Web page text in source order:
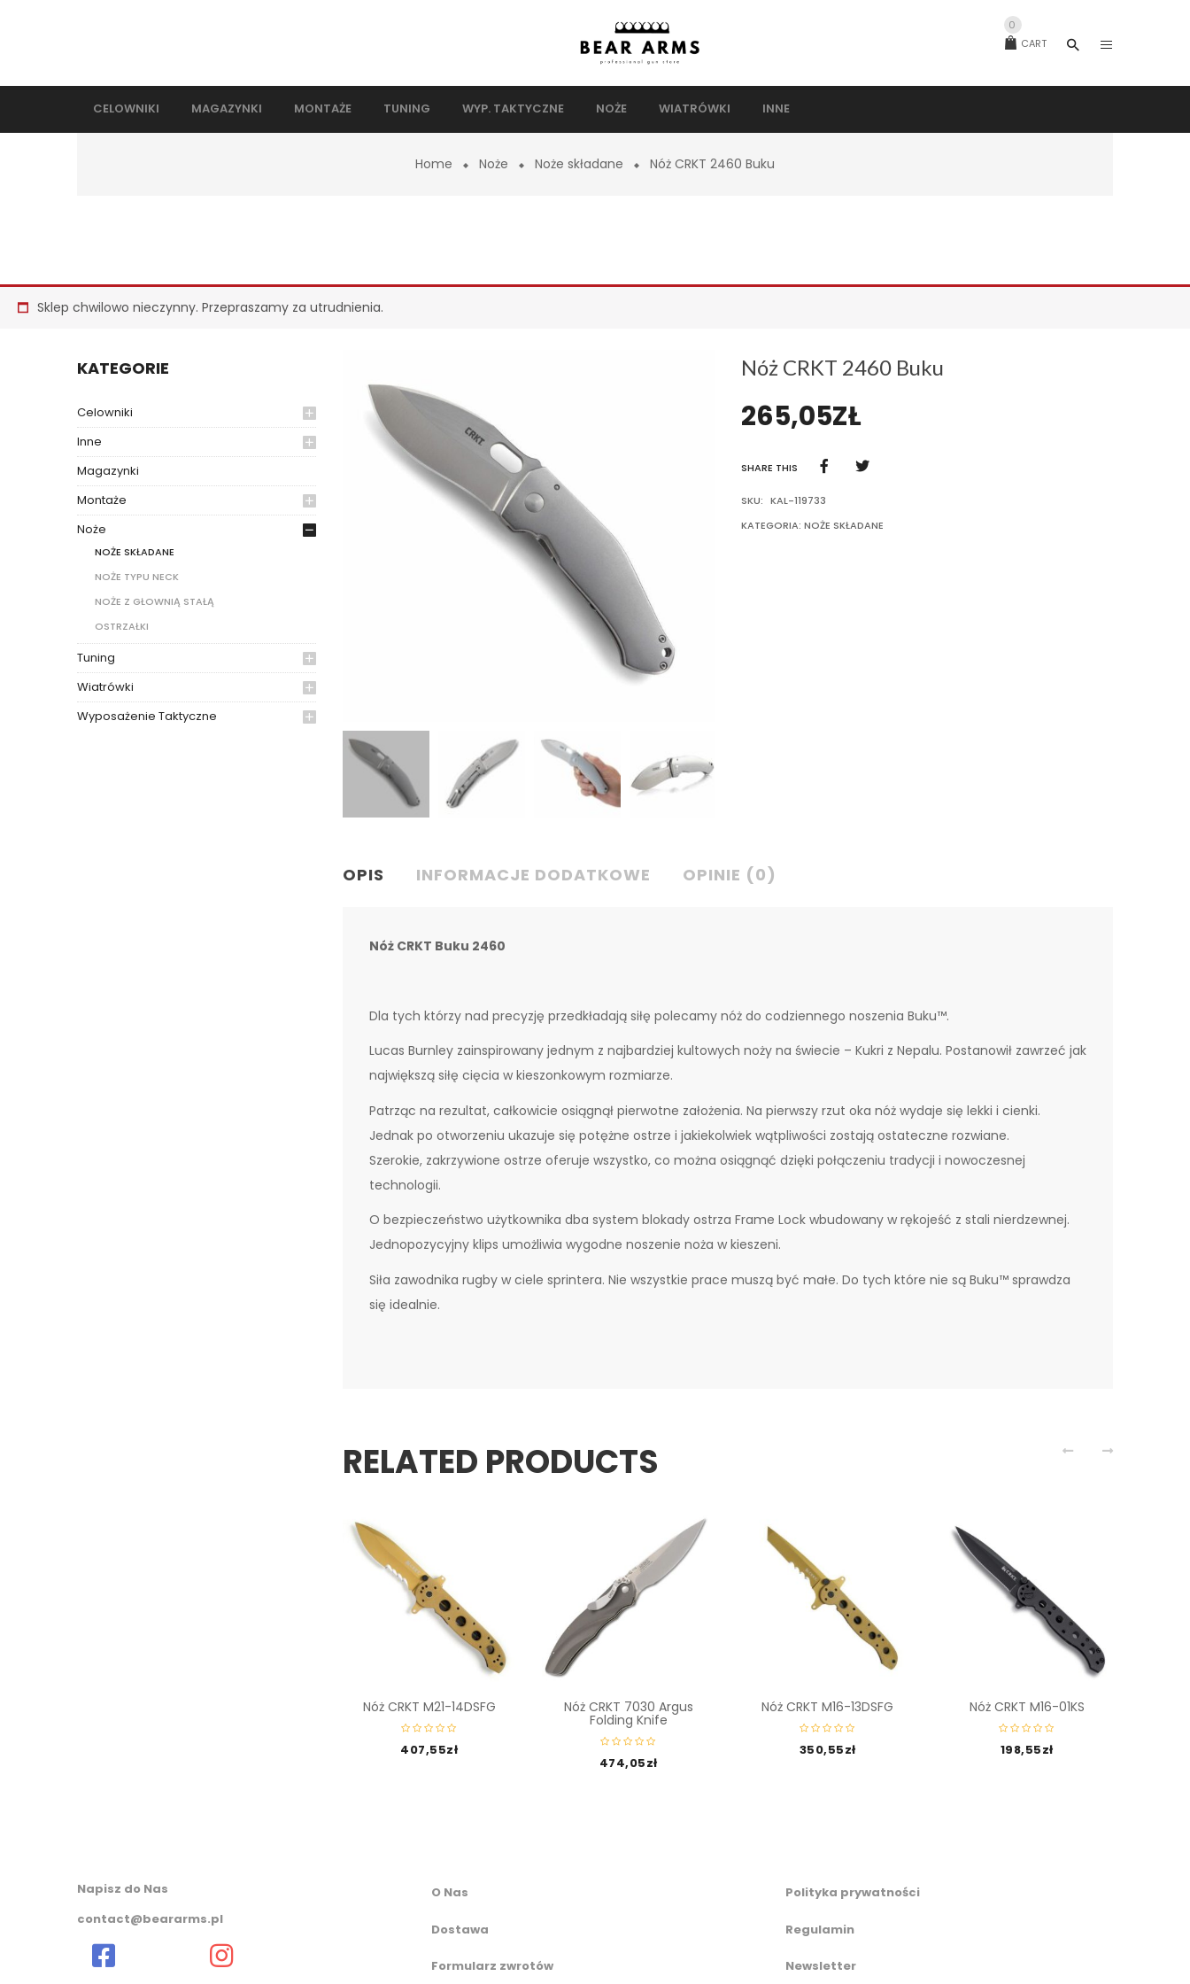
CART
0
CELOWNIKI MAGAZYNKI MONTAŻE TUNING WYP. TAKTYCZNE NOŻE WIATRÓWKI INNE
Home Noże Noże składane Nóż CRKT 2460 Buku
Sklep chwilowo nieczynny. Przepraszamy za utrudnienia.
KATEGORIE
Celowniki
Inne
Magazynki
Montaże
Noże
NOŻE SKŁADANE
NOŻE TYPU NECK
NOŻE Z GŁOWNIĄ STAŁĄ
OSTRZAŁKI
Tuning
Wiatrówki
Wyposażenie Taktyczne
Nóż CRKT 2460 Buku
265,05ZŁ
SHARE THIS
SKU: KAL-119733
KATEGORIA: NOŻE SKŁADANE
OPIS INFORMACJE DODATKOWE OPINIE (0)
Nóż CRKT Buku 2460
Dla tych którzy nad precyzję przedkładają siłę polecamy nóż do codziennego noszenia Buku™.
Lucas Burnley zainspirowany jednym z najbardziej kultowych noży na świecie – Kukri z Nepalu. Postanowił zawrzeć jak
największą siłę cięcia w kieszonkowym rozmiarze.
Patrząc na rezultat, całkowicie osiągnął pierwotne założenia. Na pierwszy rzut oka nóż wydaje się lekki i cienki.
Jednak po otworzeniu ukazuje się potężne ostrze i jakiekolwiek wątpliwości zostają ostateczne rozwiane.
Szerokie, zakrzywione ostrze oferuje wszystko, co można osiągnąć dzięki połączeniu tradycji i nowoczesnej
technologii.
O bezpieczeństwo użytkownika dba system blokady ostrza Frame Lock wbudowany w rękojeść z stali nierdzewnej.
Jednopozycyjny klips umożliwia wygodne noszenie noża w kieszeni.
Siła zawodnika rugby w ciele sprintera. Nie wszystkie prace muszą być małe. Do tych które nie są Buku™ sprawdza
się idealnie.
RELATED PRODUCTS
Nóż CRKT M21-14DSFG
407,55zł
Nóż CRKT 7030 Argus
Folding Knife
474,05zł
Nóż CRKT M16-13DSFG
350,55zł
Nóż CRKT M16-01KS
198,55zł
Napisz do Nas
contact@beararms.pl
O Nas
Dostawa
Formularz zwrotów
Polityka prywatności
Regulamin
Newsletter